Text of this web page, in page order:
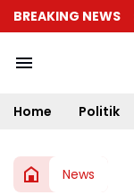
BREAKING NEWS
2 Hadirkan
Home Politik
News